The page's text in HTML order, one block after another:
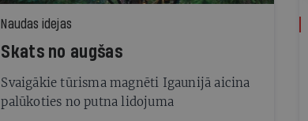
Naudas idejas
Skats no augšas
Svaigākie tūrisma magnēti Igaunijā aicina
palūkoties no putna lidojuma